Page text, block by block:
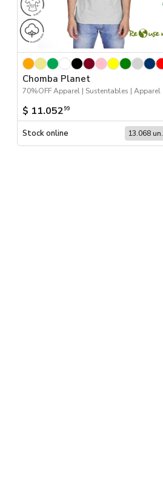
Chomba Planet
70%OFF Apparel | Sustentables | Apparel
$ 11.05299
Stock online 13.068 un.